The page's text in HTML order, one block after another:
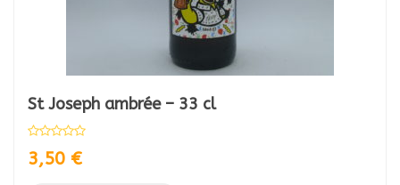
St Joseph ambrée – 33 cl
3,50 €